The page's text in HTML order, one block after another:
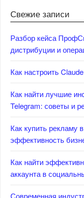
Свежие записи
Разбор кейса
дистрибуции и
Как настроить
Как найти лучшие
Telegram: советы и
Как купить рекламу
эффективность
Как найти
аккаунта в